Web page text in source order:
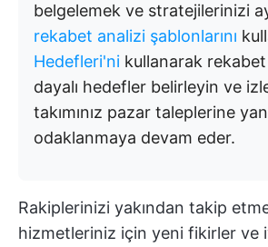
belgelemek ve stratejilerinizi
rekabet analizi şablonlarını
Hedefleri'ni kullanarak
dayalı hedefler belirleyin ve
takımınız pazar taleplerine
odaklanmaya devam eder.
Rakiplerinizi yakından takip
hizmetleriniz için yeni fikirler ve